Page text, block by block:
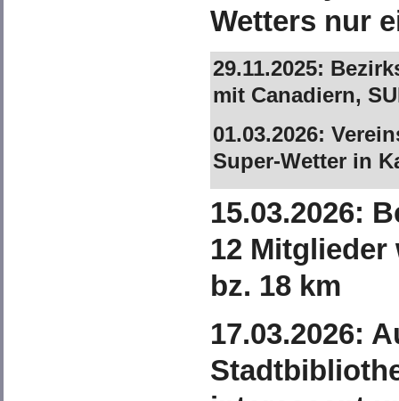
Wetters nur
29.11.2025:
mit Canadiern,
01.03.2026:
Super-Wetter in
15.03.2026:
12 Mitglieder
bz. 18 km
17.03.2026: